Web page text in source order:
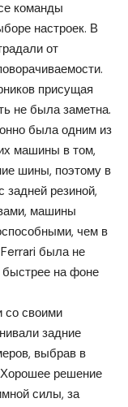
команды
настроек. В
от
присущая
не была заметна.
была одним из
машины в том,
шины, поэтому в
резиной,
машины
чем в
была не
быстрее на фоне
со своими
задние
выбрав в
решение
силы, за